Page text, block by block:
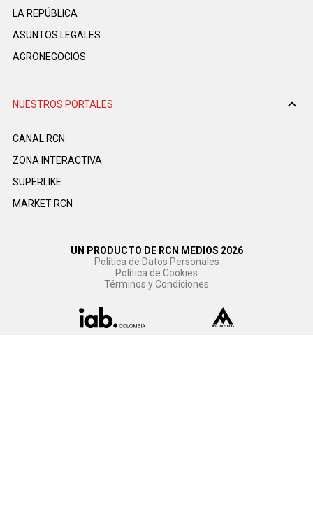
LA REPÚBLICA
ASUNTOS LEGALES
AGRONEGOCIOS
NUESTROS PORTALES
CANAL RCN
ZONA INTERACTIVA
SUPERLIKE
MARKET RCN
UN PRODUCTO DE RCN MEDIOS 2026
Política de Datos Personales
Política de Cookies
Términos y Condiciones